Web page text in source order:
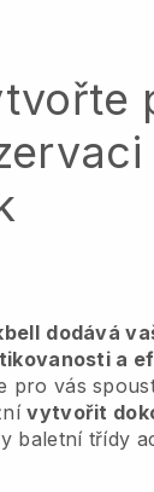
dodává
a
pro vás
vytvořit
baletní třídy